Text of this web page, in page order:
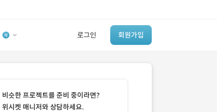
로그인 회원가입
‘이런 거’ 만들어본
개발 회사 있어?
비슷한 프로젝트를 준비 중이라면?
위시켓 매니저와 상담하세요.